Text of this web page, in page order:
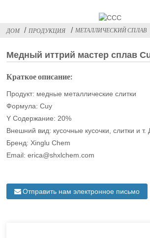
ДОМ ПРОДУКЦИЯ МЕТАЛЛИЧЕСКИЙ СПЛАВ
Медный иттрий мастер сплав
Краткое описание:
Продукт: медные металлические слитки
Формула: Cuy
Y Содержание: 20%
Внешний вид: кусочные кусочки, слитки и т.
Бренд: Xinglu Chem
Email: erica@shxlchem.com
Отправить нам электронное письмо